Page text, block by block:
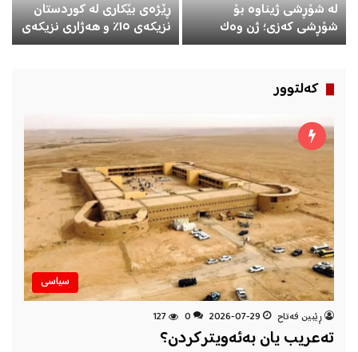
لە شۆڕشی ژیناوە بۆ
شۆڕشی کەزی؛ ژن وەک
چەقی گۆڕانکاری و
ڕێژەی بێکاری لە کوردستان
نزیکەی ١٥٪ و هەژاری نزیکەی
٩٪ پێکدەهێنێت
كه‌لتوور
سیاسی
ڕێبین فه‌تاح 2026-07-29
0
127
تەعریب یان بەئەویترکردن؟